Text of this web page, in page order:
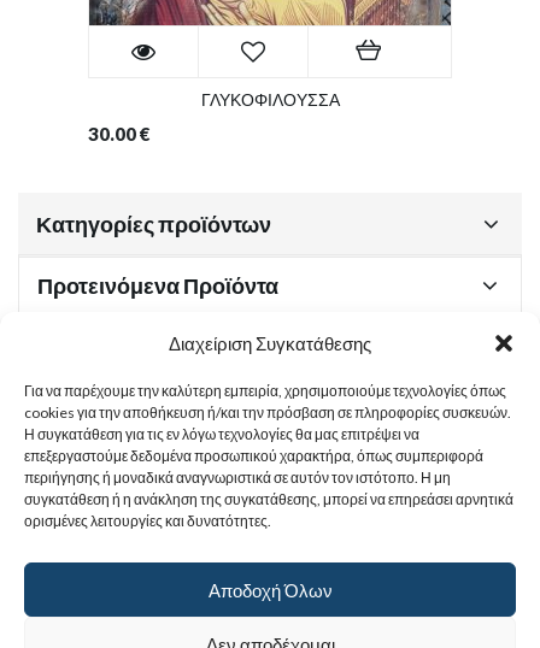
Διαχείριση Συγκατάθεσης
Για να παρέχουμε την καλύτερη εμπειρία, χρησιμοποιούμε τεχνολογίες όπως
cookies για την αποθήκευση ή/και την πρόσβαση σε πληροφορίες συσκευών.
Η συγκατάθεση για τις εν λόγω τεχνολογίες θα μας επιτρέψει να
επεξεργαστούμε δεδομένα προσωπικού χαρακτήρα, όπως συμπεριφορά
περιήγησης ή μοναδικά αναγνωριστικά σε αυτόν τον ιστότοπο. Η μη
συγκατάθεση ή η ανάκληση της συγκατάθεσης, μπορεί να επηρεάσει αρνητικά
ορισμένες λειτουργίες και δυνατότητες.
Αποδοχή Όλων
ΓΛΥΚΟΦΙΛΟΥΣΣΑ
30.00€
Κατηγορίες προϊόντων
Προτεινόμενα Προϊόντα
Χρήσιμα Έγγραφα
Sitemap
Στοιχεία Επικοινωνίας